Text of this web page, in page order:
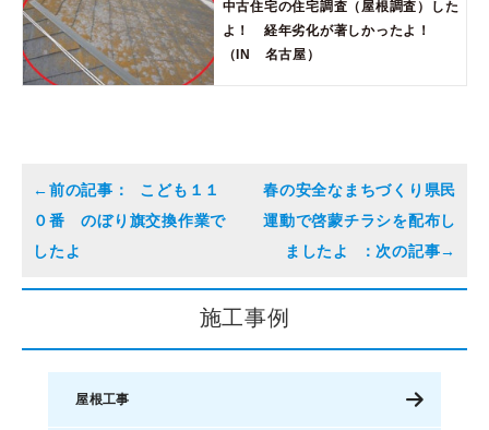
中古住宅の住宅調査（屋根調査）した
よ！ 経年劣化が著しかったよ！
（IN 名古屋）
こども１１
０番 のぼり旗交換作業で
したよ
春の安全なまちづくり県民
運動で啓蒙チラシを配布し
ましたよ
施工事例
屋根工事